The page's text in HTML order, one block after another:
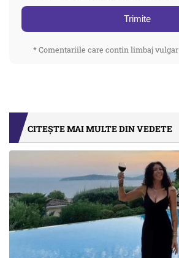
Trimite
* Comentariile care contin limbaj vulgar
CITEȘTE MAI MULTE DIN VEDETE